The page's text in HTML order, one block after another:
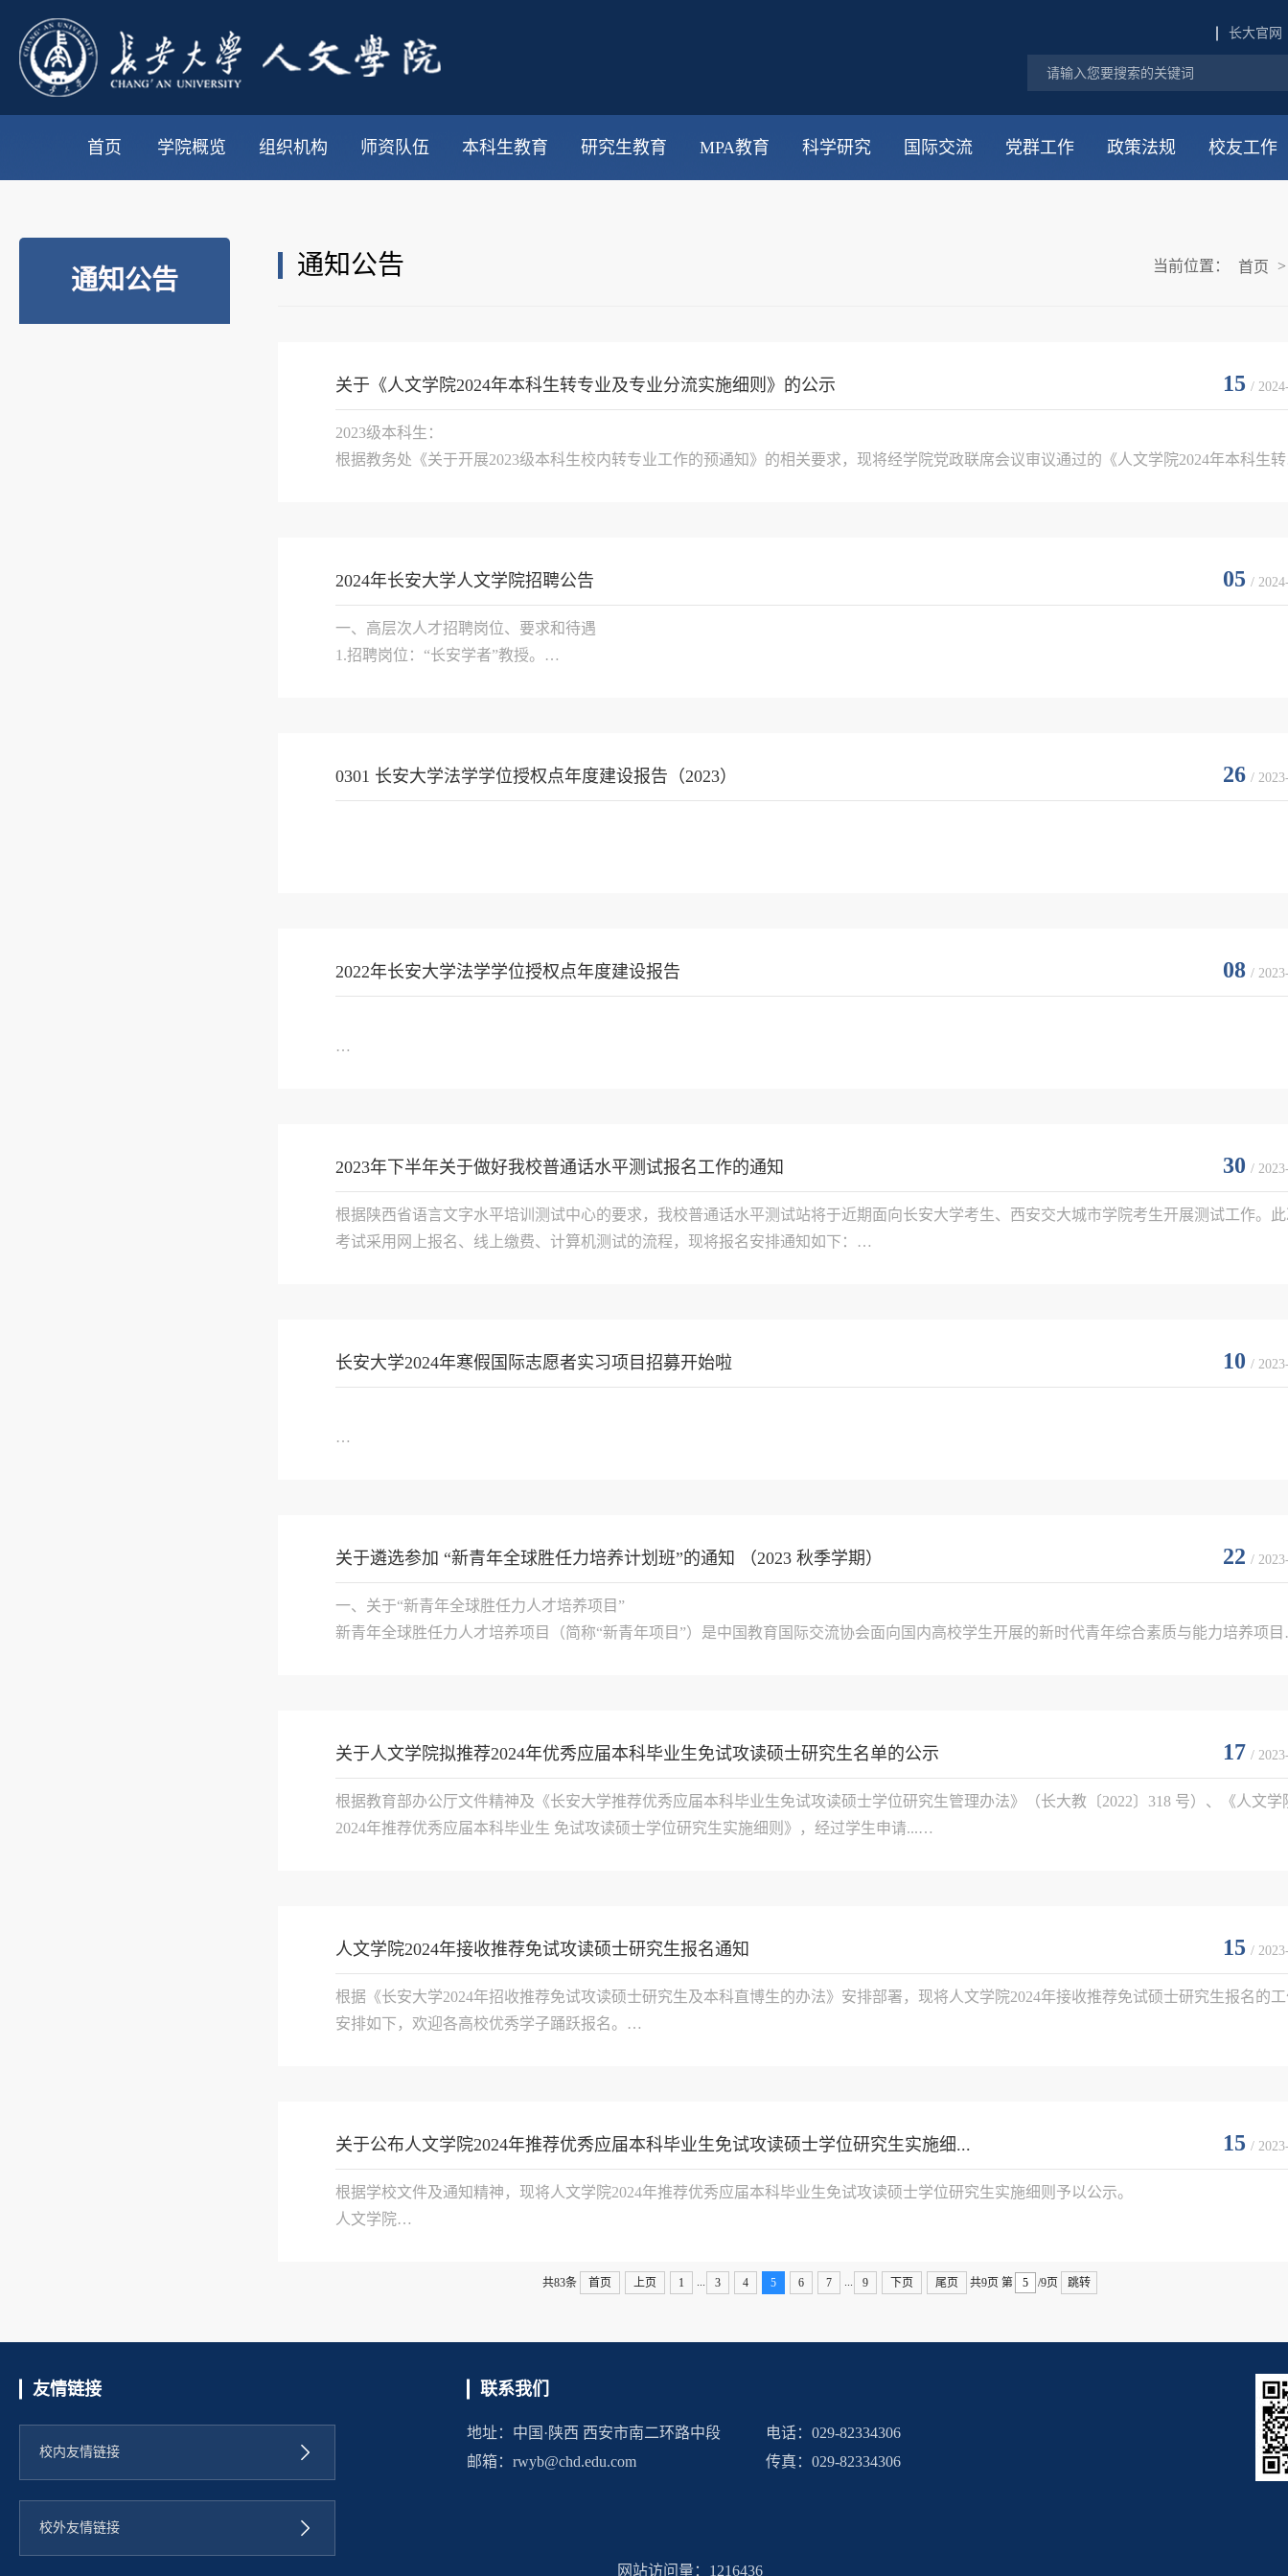
长大官网
首页 学院概览 组织机构 师资队伍 本科生教育 研究生教育 MPA教育 科学研究 国际交流 党群工作 政策法规 校友工作
通知公告
通知公告 当前位置： 首页
关于《人文学院2024年本科生转专业及专业分流实施细则》的公示 15 /
2023级本科生：
根据教务处《关于开展2023级本科生校内转专业工作的预通知》的相关要求，现将经学院党政联席会议审议通过的《人文学院2024年本科生
2024年长安大学人文学院招聘公告 05 /
一、高层次人才招聘岗位、要求和待遇
1.招聘岗位：“长安学者”教授。
0301 长安大学法学学位授权点年度建设报告（2023） 26 /
2022年长安大学法学学位授权点年度建设报告 08 /
2023年下半年关于做好我校普通话水平测试报名工作的通知 30 /
根据陕西省语言文字水平培训测试中心的要求，我校普通话水平测试站将于近期面向长安大学考生、西安交大城市学院考生开展测试工作。
考试采用网上报名、线上缴费、计算机测试的流程，现将报名安排通知如下：
长安大学2024年寒假国际志愿者实习项目招募开始啦 10 /
关于遴选参加 “新青年全球胜任力培养计划班”的通知 （2023 秋季学期） 22 /
一、关于“新青年全球胜任力人才培养项目”
新青年全球胜任力人才培养项目（简称“新青年项目”）是中国教育国际交流协会面向国内高校学生开展的新时代青年综合素质与能力培养项目
关于人文学院拟推荐2024年优秀应届本科毕业生免试攻读硕士研究生名单的公示 17 /
根据教育部办公厅文件精神及《长安大学推荐优秀应届本科毕业生免试攻读硕士学位研究生管理办法》（长大教〔2022〕318 号）、《人文学
2024年推荐优秀应届本科毕业生 免试攻读硕士学位研究生实施细则》，经过学生申请...
人文学院2024年接收推荐免试攻读硕士研究生报名通知 15 /
根据《长安大学2024年招收推荐免试攻读硕士研究生及本科直博生的办法》安排部署，现将人文学院2024年接收推荐免试硕士研究生报名的
安排如下，欢迎各高校优秀学子踊跃报名。
关于公布人文学院2024年推荐优秀应届本科毕业生免试攻读硕士学位研究生实施细... 15 /
根据学校文件及通知精神，现将人文学院2024年推荐优秀应届本科毕业生免试攻读硕士学位研究生实施细则予以公示。
人文学院
（长大人文〔2023〕8号）关于印发《人文学院2024年推荐优秀应届本科毕业生免试...
共83条 首页 上页 1 ... 3 4 5 6 7 ... 9 下页 尾页 共9页 第 /9页 跳转
友情链接
校内友情链接
校外友情链接
联系我们
地址：中国·陕西 西安市南二环路中段
电话：029-82334306
邮箱：rwyb@chd.edu.com
传真：029-82334306
网站访问量： 1216436